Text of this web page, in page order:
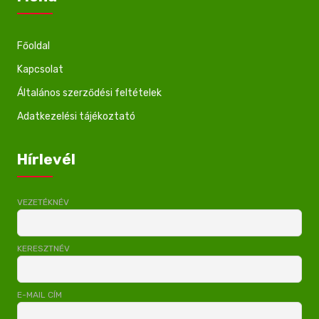
Főoldal
Kapcsolat
Általános szerződési feltételek
Adatkezelési tájékoztató
Hírlevél
VEZETÉKNÉV
KERESZTNÉV
E-MAIL CÍM